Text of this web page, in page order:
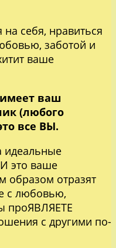
себя, нравиться
заботой и
ваше
имеет ваш
(любого
все ВЫ.
идеальные
это ваше
отразят
с любовью,
проЯВЛЯЕТЕ
с другими по-